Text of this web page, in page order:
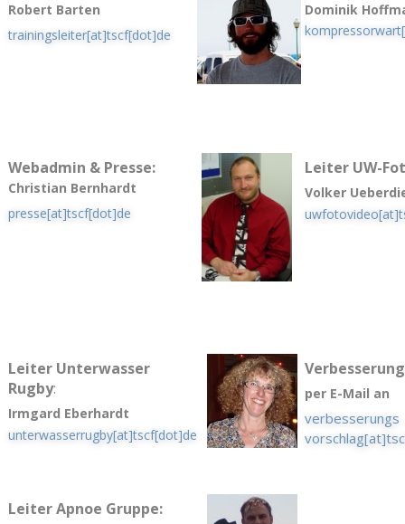
Robert Barten
trainingsleiter[at]tscf[dot]de
Dominik
Webadmin & Presse:
Christian Bernhardt
presse[at]tscf[dot]de
Leiter UW-
Volker
Leiter Unterwasser
Rugby:
Irmgard Eberhardt
unterwasserrugby[at]tscf[dot]de
per E-Mail an
verbesserungs
Leiter Apnoe Gruppe: